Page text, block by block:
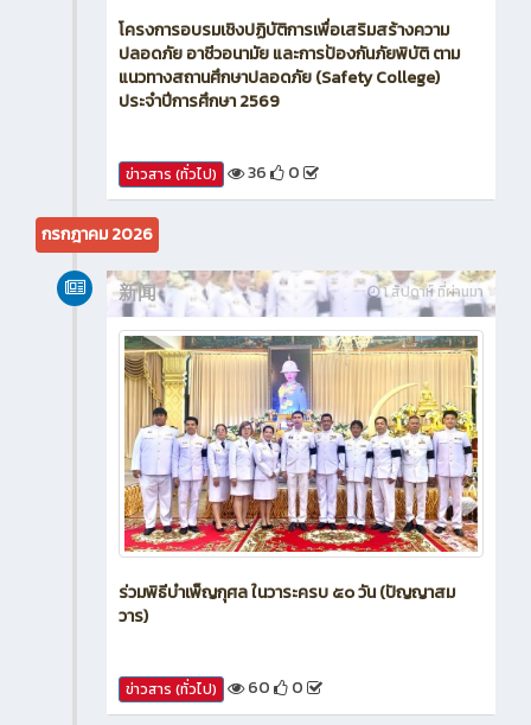
โครงการอบรมเชิงปฏิบัติการเพื่อเสริมสร้างความ
ปลอดภัย อาชีวอนามัย และการป้องกันภัยพิบัติ ตาม
แนวทางสถานศึกษาปลอดภัย (Safety College)
ประจำปีการศึกษา 2569
ข่าวสาร (ทั่วไป) 36 0
กรกฎาคม 2026
1 สัปดาห์ ที่ผ่านมา
新闻
ร่วมพิธีบำเพ็ญกุศล ในวาระครบ ๕๐ วัน (ปัญญาสม
วาร)
ข่าวสาร (ทั่วไป) 60 0